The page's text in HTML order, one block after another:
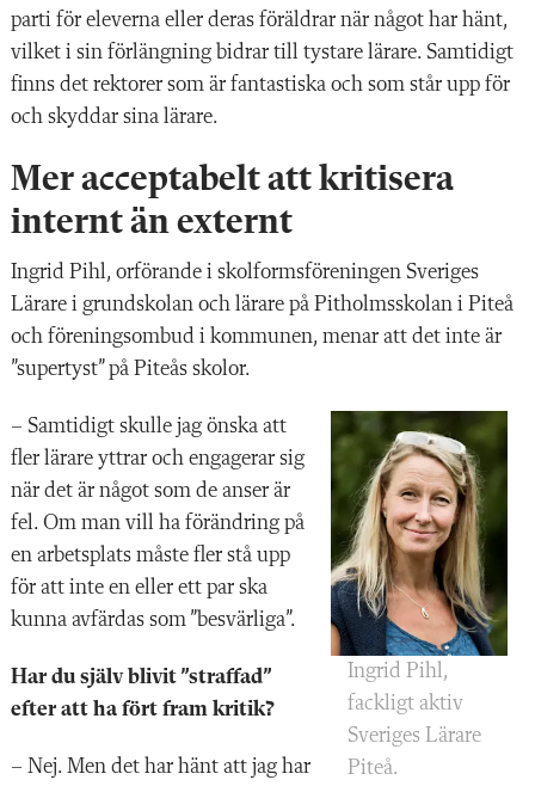
parti för eleverna eller deras föräldrar när något har hänt,
vilket i sin förlängning bidrar till tystare lärare. Samtidigt
finns det rektorer som är fantastiska och som står upp för
och skyddar sina lärare.
Mer acceptabelt att kritisera
internt än externt
Ingrid Pihl, orförande i skolformsföreningen Sveriges
Lärare i grundskolan och lärare på Pitholmsskolan i Piteå
och föreningsombud i kommunen, menar att det inte är
”supertyst” på Piteås skolor.
Ingrid Pihl,
fackligt aktiv
Sveriges Lärare
Piteå.
– Samtidigt skulle jag önska att
fler lärare yttrar och engagerar sig
när det är något som de anser är
fel. Om man vill ha förändring på
en arbetsplats måste fler stå upp
för att inte en eller ett par ska
kunna avfärdas som ”besvärliga”.
Har du själv blivit ”straffad”
efter att ha fört fram kritik?
– Nej. Men det har hänt att jag har